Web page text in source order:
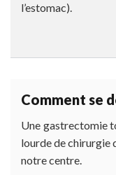
l’estomac).
Comment se
Une gastrectomie
lourde de chirurgie
notre centre.